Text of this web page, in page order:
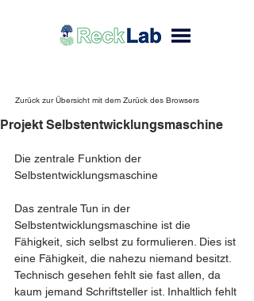
Zurück zur Übersicht mit dem Zurück des Browsers
Projekt Selbstentwicklungsmaschine
Die zentrale Funktion der
Selbstentwicklungsmaschine
Das zentrale Tun in der
Selbstentwicklungsmaschine ist die
Fähigkeit, sich selbst zu formulieren. Dies ist
eine Fähigkeit, die nahezu niemand besitzt.
Technisch gesehen fehlt sie fast allen, da
kaum jemand Schriftsteller ist. Inhaltlich fehlt